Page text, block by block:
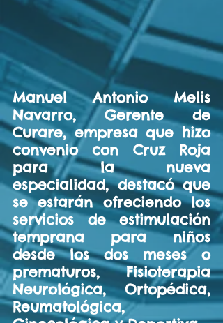
Manuel Antonio Melis
Navarro, Gerente de
Curare, empresa que hizo
convenio con Cruz Roja
para la nueva
especialidad, destacó que
se estarán ofreciendo los
servicios de estimulación
temprana para niños
desde los dos meses o
prematuros, Fisioterapia
Neurológica, Ortopédica,
Reumatológica,